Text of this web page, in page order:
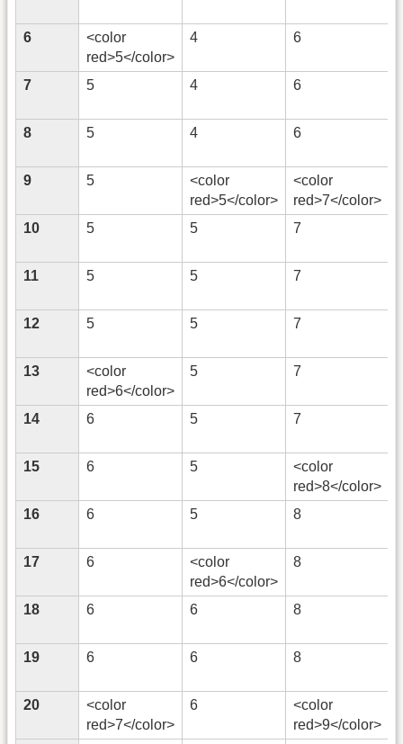
6
<color
red>5</color>
4 6
7 5 4 6
8 5 4 6
9 5
<color
red>5</color>
<color
red>7</color>
10 5 5 7
11 5 5 7
12 5 5 7
13
<color
red>6</color>
5 7
14 6 5 7
15 6 5
<color
red>8</color>
16 6 5 8
17 6
<color
red>6</color>
8
18 6 6 8
19 6 6 8
20
<color
red>7</color>
6
<color
red>9</color>